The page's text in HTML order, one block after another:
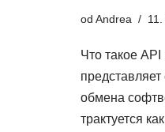
od Andrea
Что такое API
обмена
трактуется